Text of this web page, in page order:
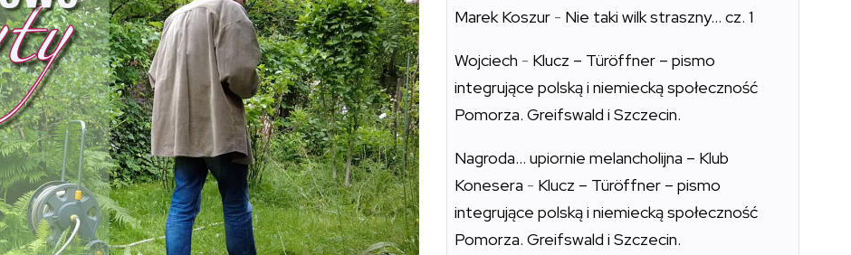
Marek Koszur - Nie taki wilk straszny… cz. 1
Wojciech - Klucz – Türöffner – pismo
integrujące polską i niemiecką społeczność
Pomorza. Greifswald i Szczecin.
Nagroda… upiornie melancholijna – Klub
Konesera - Klucz – Türöffner – pismo
integrujące polską i niemiecką społeczność
Pomorza. Greifswald i Szczecin.